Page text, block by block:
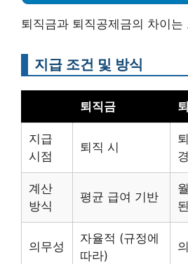
퇴직금과 퇴직공제금의 차이
지급 조건 및 방식
퇴직금
지급
시점
퇴직 시
계산
방식
평균 급여 기반
의무성
자율적 (규정에
따라)